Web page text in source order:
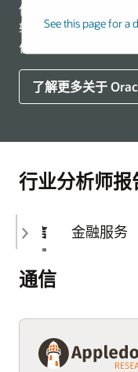
See this page for
供深厚的领域知识和
转型。了解领先的行
价。
了解更多关于
行业分析师报
通信 金融服务
通信